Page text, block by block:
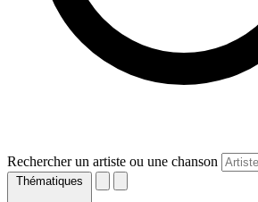
Rechercher un artiste ou une chanson
Thématiques